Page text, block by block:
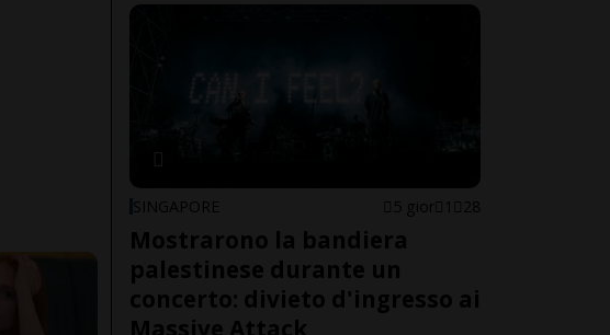
SINGAPORE 5 gior 1 28
Mostrarono la bandiera
palestinese durante un
concerto: divieto d'ingresso ai
Massive Attack